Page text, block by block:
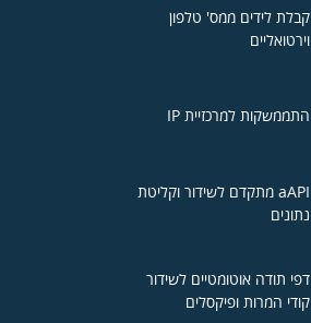
קבלת לידים ממס' טלפון
וירטואליים
התממשקות למרכזיית IP
aAPI מתקדם לשידור וקליטת
נתונים
דפי תודה אוטומטיים לשידור
קודי המרות ופיקסלים